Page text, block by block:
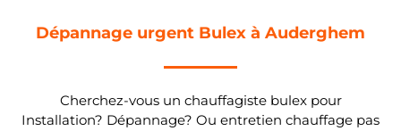
Dépannage urgent Bulex à Auderghem
Cherchez-vous un chauffagiste bulex pour
Installation? Dépannage? Ou entretien chauffage pas